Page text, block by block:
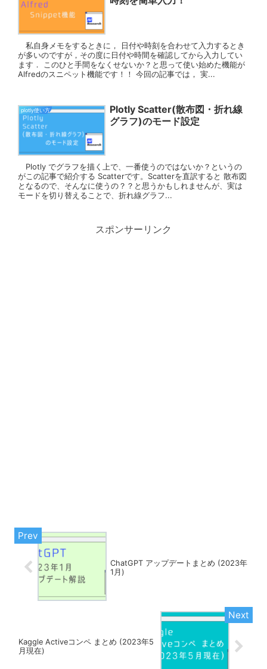
私自身メモをするときに， 日付や時刻を合わせて入力するとき
が多いのですが，その度に日付や時間を確認してから入力してい
ます． このひと手間をなくせないか？と思って使い始めた機能が
Alfredのスニペット機能です！！ 今回の記事では， 実...
plotly使い方
Plotly Scatter(散布図・折れ線
グラフ)のモード設定
Plotly でグラフを描く上で、一番使うのではないか？というの
がこの記事で紹介する Scatterです。Scatterを直訳すると 散布図
となるので、そんなに使うの？？と思うかもしれませんが、実は
モードを切り替えることで、折れ線グラフ...
スポンサーリンク
ChatGPT アップデートまとめ (2023年
1月)
Kaggle Activeコンペ まとめ (2023年5
月現在)